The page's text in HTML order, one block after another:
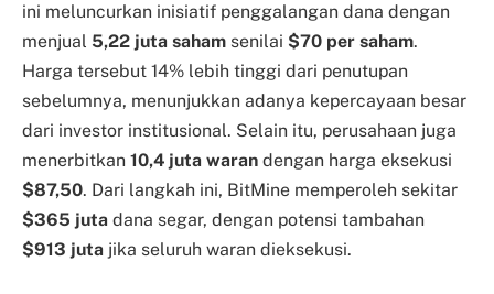
ini meluncurkan inisiatif penggalangan dana dengan
menjual 5,22 juta saham senilai $70 per saham.
Harga tersebut 14% lebih tinggi dari penutupan
sebelumnya, menunjukkan adanya kepercayaan besar
dari investor institusional. Selain itu, perusahaan juga
menerbitkan 10,4 juta waran dengan harga eksekusi
$87,50. Dari langkah ini, BitMine memperoleh sekitar
$365 juta dana segar, dengan potensi tambahan
$913 juta jika seluruh waran dieksekusi.